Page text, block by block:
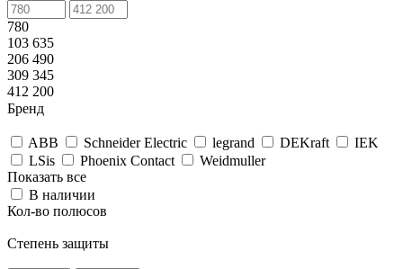
780
103 635
206 490
309 345
412 200
Бренд
ABB Schneider Electric legrand DEKraft
IEK
LSis
Phoenix Contact
Weidmuller
Показать все
В наличии
Кол-во полюсов
Степень защиты